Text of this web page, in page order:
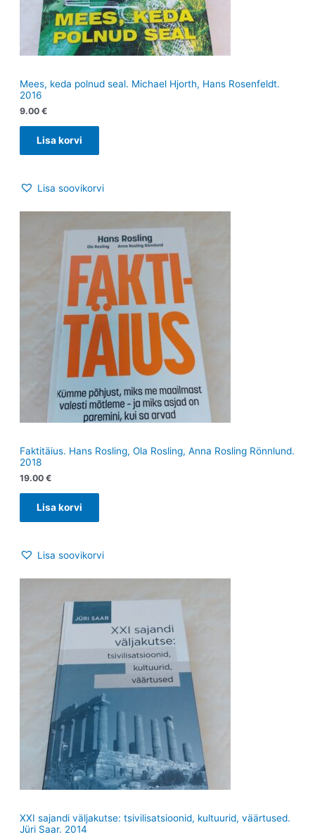
Mees, keda polnud seal. Michael Hjorth, Hans Rosenfeldt.
2016
9.00 €
Lisa korvi
Lisa soovikorvi
Faktitäius. Hans Rosling, Ola Rosling, Anna Rosling Rönnlund.
2018
19.00 €
Lisa korvi
Lisa soovikorvi
XXI sajandi väljakutse: tsivilisatsioonid, kultuurid, väärtused.
Jüri Saar. 2014